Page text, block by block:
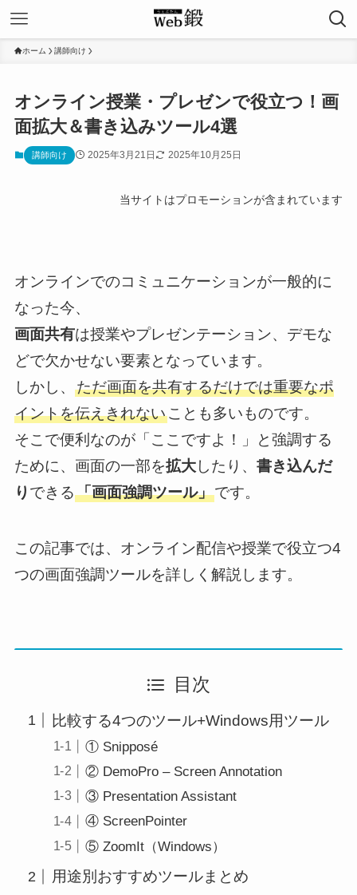
ホーム 講師向け
オンライン授業・プレゼンで役立つ！画
面拡大＆書き込みツール4選
講師向け 2025年3月21日 2025年10月25日
当サイトはプロモーションが含まれています
オンラインでのコミュニケーションが一般的に
なった今、
画面共有は授業やプレゼンテーション、デモな
どで欠かせない要素となっています。
しかし、 ただ画面を共有するだけでは重要なポ
イントを伝えきれないことも多いものです。
そこで便利なのが「ここですよ！」と強調する
ために、画面の一部を拡大したり、 書き込んだ
り できる「画面強調ツール」です。
この記事では、オンライン配信や授業で役立つ4
つの画面強調ツールを詳しく解説します。
目次
比較する4つのツール+Windows用ツール
① Snipposé
② DemoPro – Screen Annotation
③ Presentation Assistant
④ ScreenPointer
⑤ ZoomIt（Windows）
用途別おすすめツールまとめ